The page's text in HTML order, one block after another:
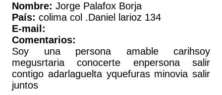
Nombre: Jorge Palafox Borja
País: colima col .Daniel larioz 134
E-mail:
Comentarios:
Soy una persona amable carihsoy
megusrtaria conocerte enpersona salir
contigo adarlaguelta yquefuras minovia salir
juntos